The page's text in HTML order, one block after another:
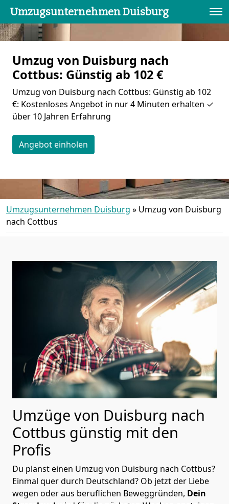
Umzugsunternehmen Duisburg
Umzug von Duisburg nach
Cottbus: Günstig ab 102 €
Umzug von Duisburg nach Cottbus: Günstig ab 102
€: Kostenloses Angebot in nur 4 Minuten erhalten ✓
über 10 Jahren Erfahrung
Angebot einholen
Umzugsunternehmen Duisburg » Umzug von Duisburg
nach Cottbus
Umzüge von Duisburg nach
Cottbus günstig mit den
Profis
Du planst einen Umzug von Duisburg nach Cottbus?
Einmal quer durch Deutschland? Ob jetzt der Liebe
wegen oder aus beruflichen Beweggründen, Dein